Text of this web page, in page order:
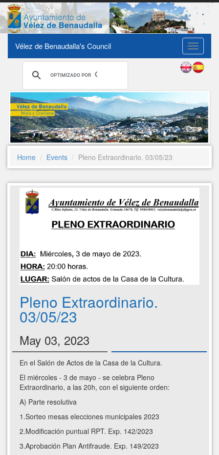
Toggle
Vélez de Benaudalla's Council
Home Events Pleno Extraordinario. 03/05/23
Pleno Extraordinario.
03/05/23
May 03, 2023
En el Salón de Actos de la Casa de la Cultura.
El miércoles - 3 de mayo - se celebra Pleno
Extraordinario, a las 20h, con el siguiente orden:
A) Parte resolutiva
1.Sorteo mesas elecciones municipales 2023
2.Modificación puntual RPT. Exp. 142/2023
3.Aprobación Plan Antifraude. Exp. 149/2023